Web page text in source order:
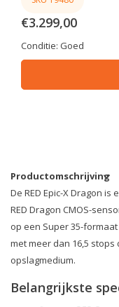
€3.299,00
Conditie: Goed
Productomschrijving
De RED Epic-X Dragon
RED Dragon CMOS-
op een Super 35-formaat
met meer dan 16,5 stops
opslagmedium.
Belangrijkste